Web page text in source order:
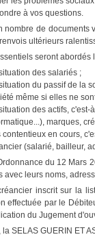
à vos questions.
nombre de documents
ultérieurs
seront abordés
des salariés ;
du passif de la
même si elles ne
des actifs,
marques,
contentieux en cours,
(salarié, bailleur,
du 12 Mars
avec leurs noms,
inscrit sur la
effectuée par le
du Jugement
la SELAS GUERIN ET